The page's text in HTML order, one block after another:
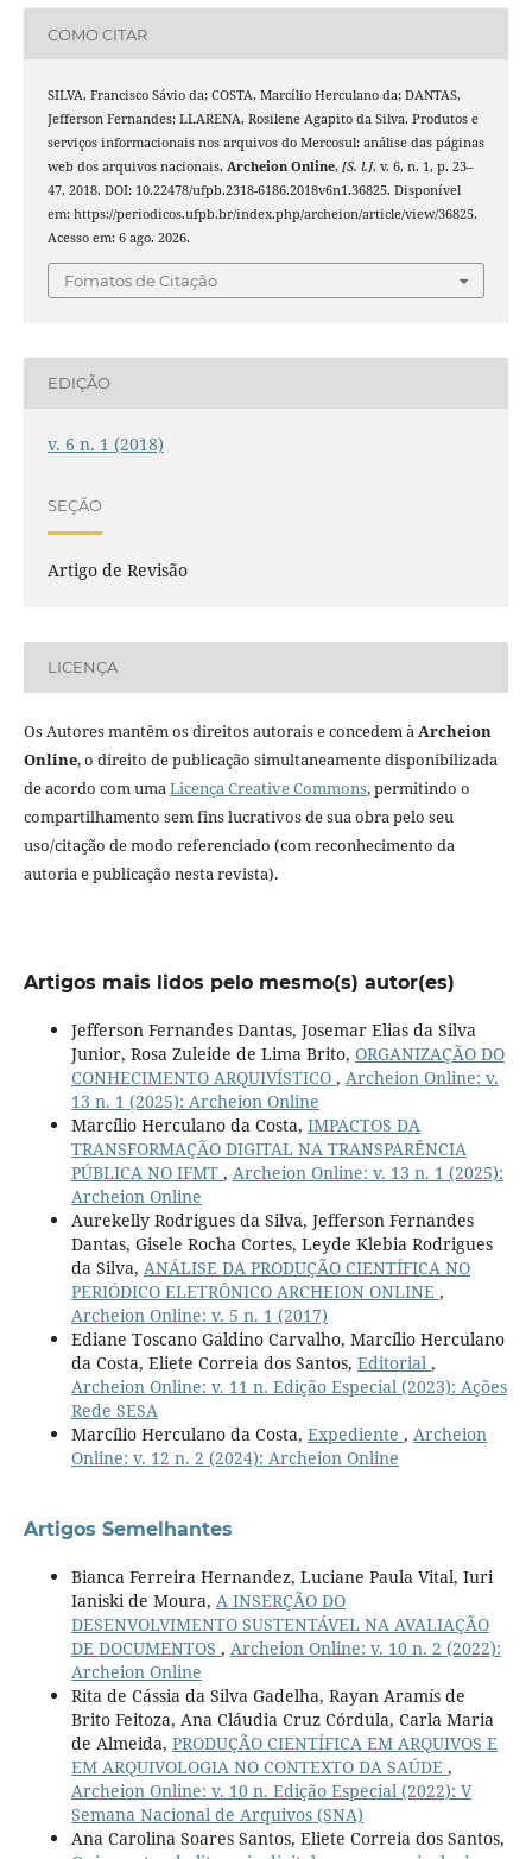
COMO CITAR
SILVA, Francisco Sávio da; COSTA, Marcílio Herculano da; DANTAS,
Jefferson Fernandes; LLARENA, Rosilene Agapito da Silva. Produtos e
serviços informacionais nos arquivos do Mercosul: análise das páginas
web dos arquivos nacionais. Archeion Online, [S. l.], v. 6, n. 1, p. 23–
47, 2018. DOI: 10.22478/ufpb.2318-6186.2018v6n1.36825. Disponível
em: https://periodicos.ufpb.br/index.php/archeion/article/view/36825.
Acesso em: 6 ago. 2026.
Fomatos de Citação
EDIÇÃO
v. 6 n. 1 (2018)
SEÇÃO
Artigo de Revisão
LICENÇA
Os Autores mantêm os direitos autorais e concedem àArcheion
Online, o direito de publicação simultaneamente disponibilizada
de acordo com umaLicença Creative Commons, permitindo o
compartilhamento sem fins lucrativos de sua obra pelo seu
uso/citação de modo referenciado (com reconhecimento da
autoria e publicação nesta revista).
Artigos mais lidos pelo mesmo(s) autor(es)
Jefferson Fernandes Dantas, Josemar Elias da Silva
Junior, Rosa Zuleide de Lima Brito, ORGANIZAÇÃO DO
CONHECIMENTO ARQUIVÍSTICO , Archeion Online: v.
13 n. 1 (2025): Archeion Online
Marcílio Herculano da Costa, IMPACTOS DA
TRANSFORMAÇÃO DIGITAL NA TRANSPARÊNCIA
PÚBLICA NO IFMT , Archeion Online: v. 13 n. 1 (2025):
Archeion Online
Aurekelly Rodrigues da Silva, Jefferson Fernandes
Dantas, Gisele Rocha Cortes, Leyde Klebia Rodrigues
da Silva, ANÁLISE DA PRODUÇÃO CIENTÍFICA NO
PERIÓDICO ELETRÔNICO ARCHEION ONLINE ,
Archeion Online: v. 5 n. 1 (2017)
Ediane Toscano Galdino Carvalho, Marcílio Herculano
da Costa, Eliete Correia dos Santos, Editorial ,
Archeion Online: v. 11 n. Edição Especial (2023): Ações
Rede SESA
Marcílio Herculano da Costa, Expediente , Archeion
Online: v. 12 n. 2 (2024): Archeion Online
Artigos Semelhantes
Bianca Ferreira Hernandez, Luciane Paula Vital, Iuri
Ianiski de Moura, A INSERÇÃO DO
DESENVOLVIMENTO SUSTENTÁVEL NA AVALIAÇÃO
DE DOCUMENTOS , Archeion Online: v. 10 n. 2 (2022):
Archeion Online
Rita de Cássia da Silva Gadelha, Rayan Aramís de
Brito Feitoza, Ana Cláudia Cruz Córdula, Carla Maria
de Almeida, PRODUÇÃO CIENTÍFICA EM ARQUIVOS E
EM ARQUIVOLOGIA NO CONTEXTO DA SAÚDE ,
Archeion Online: v. 10 n. Edição Especial (2022): V
Semana Nacional de Arquivos (SNA)
Ana Carolina Soares Santos, Eliete Correia dos Santos,